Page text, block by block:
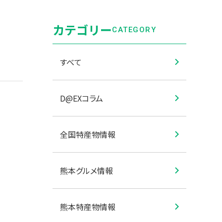
カテゴリーCATEGORY
すべて
D@EXコラム
全国特産物情報
熊本グルメ情報
熊本特産物情報